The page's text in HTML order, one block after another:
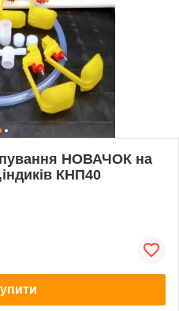
НОВАЧОК на
КНП40